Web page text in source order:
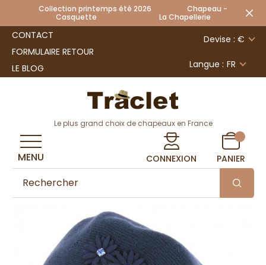
Collection printemps été 2026 Chapeau -
Casquette La Chapellerie
CONTACT
FORMULAIRE RETOUR
LE BLOG
Devise : €
Langue : FR
Le plus grand choix de chapeaux en France
CONNEXION PANIER
MENU